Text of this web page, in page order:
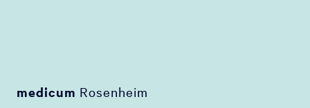
medicum Rosenheim